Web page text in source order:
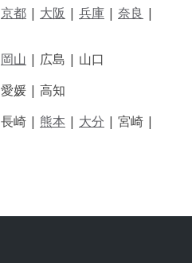
京都 | 大阪 | 兵庫 | 奈良 |
岡山 | 広島 | 山口
愛媛 | 高知
長崎 | 熊本 | 大分 | 宮崎 |